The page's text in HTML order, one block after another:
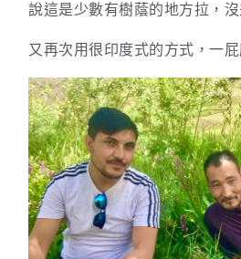
說這是少數有樹蔭的地方拉，沒
又再次用很印度式的方式，一